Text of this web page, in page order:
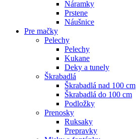
Náramky
Prstene
Náušnice
Pre mačky
Pelechy
Pelechy
Kukane
Deky a tunely
Škrabadlá
Škrabadlá nad 100 cm
Škrabadlá do 100 cm
Podložky
Prenosky
Ruksaky
Prepravky